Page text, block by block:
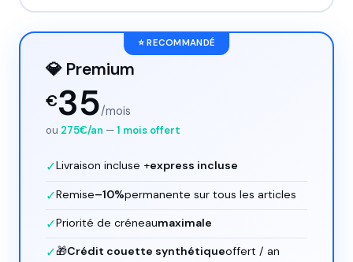
⭐ RECOMMANDÉ
💎 Premium
€35/mois
ou 275€/an —1 mois offert
✓Livraison incluse +express incluse
✓Remise–10%permanente sur tous les articles
✓Priorité de créneaumaximale
✓🎁Crédit couette synthétiqueoffert / an